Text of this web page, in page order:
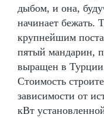
дыбом, и она,
начинает бежать.
крупнейшим
пятый мандарин,
выращен в
Стоимость
зависимости от
кВт